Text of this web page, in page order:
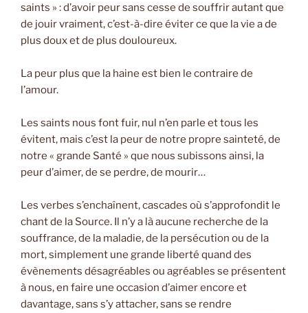
saints » : d’avoir peur sans cesse de souffrir autant que
de jouir vraiment, c’est-à-dire éviter ce que la vie a de
plus doux et de plus douloureux.
La peur plus que la haine est bien le contraire de
l’amour.
Les saints nous font fuir, nul n’en parle et tous les
évitent, mais c’est la peur de notre propre sainteté, de
notre « grande Santé » que nous subissons ainsi, la
peur d’aimer, de se perdre, de mourir…
Les verbes s’enchaînent, cascades où s’approfondit le
chant de la Source. Il n’y a là aucune recherche de la
souffrance, de la maladie, de la persécution ou de la
mort, simplement une grande liberté quand des
évènements désagréables ou agréables se présentent
à nous, en faire une occasion d’aimer encore et
davantage, sans s’y attacher, sans se rendre